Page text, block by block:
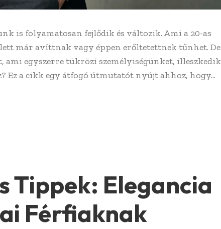
is folyamatosan fejlődik és változik. Ami a 20-as
már avíttnak vagy éppen erőltetettnek tűnhet. De
ami egyszerre tükrözi személyiségünket, illeszkedik
Ez a cikk egy átfogó útmutatót nyújt ahhoz, hogy...
Tippek: Elegancia
Férfiaknak